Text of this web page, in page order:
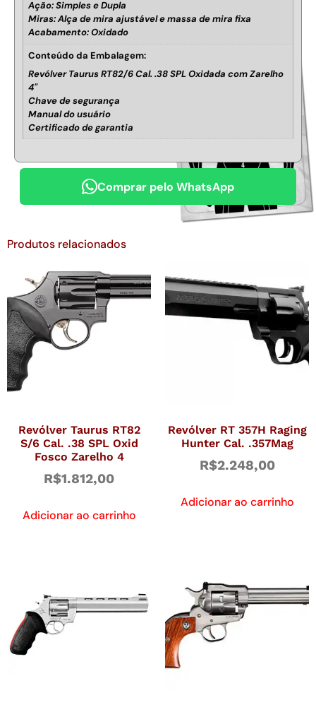
Ação: Simples e Dupla
Miras: Alça de mira ajustável e massa de mira fixa
Acabamento: Oxidado
Conteúdo da Embalagem:
Revólver Taurus RT82/6 Cal. .38 SPL Oxidada com Zarelho
4"
Chave de segurança
Manual do usuário
Certificado de garantia
Comprar pelo WhatsApp
Produtos relacionados
Revólver Taurus RT82
S/6 Cal. .38 SPL Oxid
Fosco Zarelho 4
R$1.812,00
Adicionar ao carrinho
Revólver RT 357H Raging
Hunter Cal. .357Mag
R$2.248,00
Adicionar ao carrinho